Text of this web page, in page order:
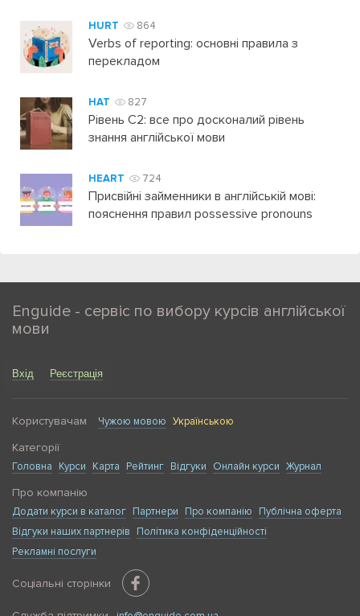
HURT 864
Verbs of reporting: основні правила з
перекладом
HAT 827
Рівень C2: все про досконалий рівень
знання англійської мови
HEART 724
Присвійні займенники в англійській мові:
пояснення правил possessive pronouns
Enguide - сервіс по вибору курсів англійської
мови
Вхід Реєстрація
Користувачам Чужою мовою Українською
Категорії
Головна Курси Карта Рейтинг Відгуки Онлайн курси Журнал
Про компанію
Додати курси в каталог Партнери Про компанію
Публічна оферта
Відгуки наших партнерів
Політика конфіденційності
Рекламні послуги
Соціальні сторінки